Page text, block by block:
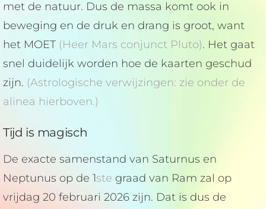
met de natuur. Dus de massa komt ook in
beweging en de druk en drang is groot, want
het MOET (Heer Mars conjunct Pluto). Het gaat
snel duidelijk worden hoe de kaarten geschud
zijn. (Astrologische verwijzingen: zie onder de
alinea hierboven.)
Tijd is magisch
De exacte samenstand van Saturnus en
Neptunus op de 1ste graad van Ram zal op
vrijdag 20 februari 2026 zijn. Dat is dus de